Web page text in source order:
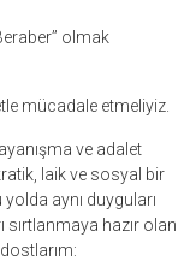
olmak
mücadale etmeliyiz.
ve adalet
laik ve sosyal bir
aynı duyguları
sırtlanmaya hazır olan